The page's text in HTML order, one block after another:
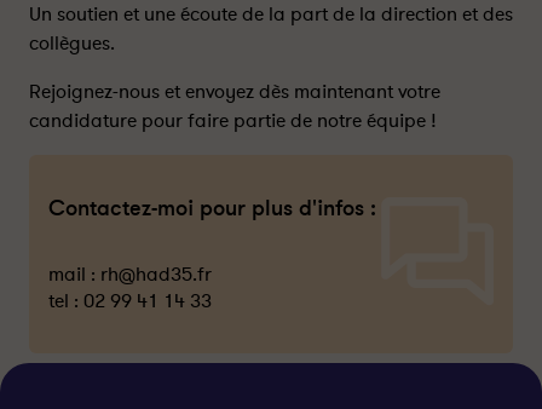
Un soutien et une écoute de la part de la direction et des
collègues.
Rejoignez-nous et envoyez dès maintenant votre
candidature pour faire partie de notre équipe !
Contactez-moi pour plus d'infos :
mail : rh@had35.fr
tel : 02 99 41 14 33